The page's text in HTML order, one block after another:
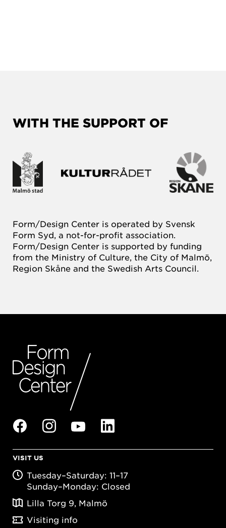
WITH THE SUPPORT OF
Form/Design Center is operated by Svensk
Form Syd, a not-for-profit association.
Form/Design Center is supported by funding
from the Ministry of Culture, the City of Malmö,
Region Skåne and the Swedish Arts Council.
VISIT US
Tuesday–Saturday: 11–17
Sunday–Monday: Closed
Lilla Torg 9, Malmö
Visiting info